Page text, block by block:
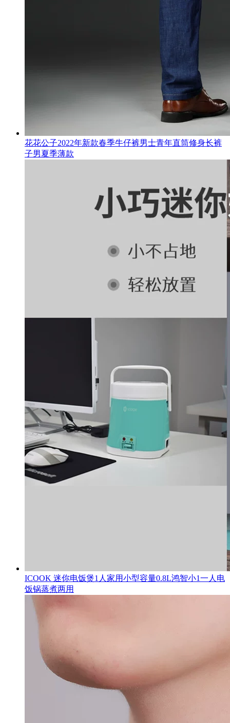
花花公子2022年新款春季牛仔裤男士青年直筒修身长裤
子男夏季薄款
ICOOK 迷你电饭煲1人家用小型容量0.8L鸿智小1一人电
饭锅蒸煮两用